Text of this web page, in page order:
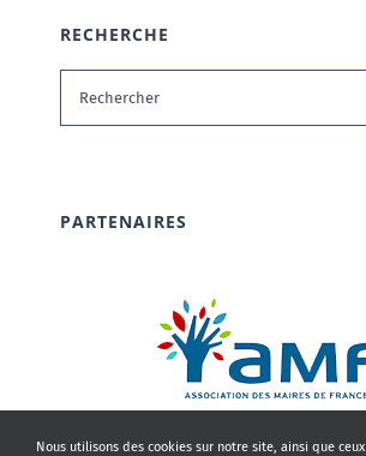
RECHERCHE
Rechercher:
PARTENAIRES
Nous utilisons des cookies sur notre site, ainsi que ceux